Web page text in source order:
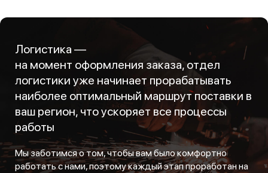
Логистика —
на момент оформления заказа, отдел
логистики уже начинает прорабатывать
наиболее оптимальный маршрут поставки в
ваш регион, что ускоряет все процессы
работы
Мы заботимся о том, чтобы вам было комфортно
работать с нами, поэтому каждый этап проработан на